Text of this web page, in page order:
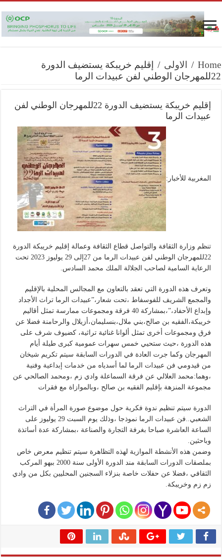
Home
/ الاولى /
إقليم خريبكة يستضيف الدورة
22للمهرجان الوطني لفن عبيدات الرما
إقليم خريبكة يستضيف الدورة 22للمهرجان الوطني لفن
عبيدات الرما
المغربية للأخبار:
تنظم وزارة الثقافة والتواصل قطاع الثقافة وعمالة إقليم خريبكة الدورة
22للمهرجان الوطني لفن عبيدات الرما من 27إلى 29 يوليوز 2023 تحت
الرعاية السامية لصاحب الجلالة الملك محمد السادس.
وتعرف هذه الدورة التي تعقد بالتعاون مع المجالس المحلية بالإقليم
والمجمع الشريف للفوسفاط ،تحت شعار،”عبيدات الرما تراث الأجداد
وإبداع الأحفاد،”،بمشاركة 40 فرقة ومجموعات ممارسة تمثل أقاليم
خريبكة،الفقيه بن صالح،بني ملال،بنسليمان،أزيلال والرحامنة فضلا عن
فرق ومجموعات أخرى تمثل ألوانا غنائية تراثية، كضيوف شرف على
هذه الدورة ،حيث ستحيي خمس سهرات عمومية كبرى طيلة أيام
المهرجان وكما جرت العادة في الدورات السابقة سيتم تكريم شيخان
من قيدومي فن عبيدات الرما لما أسدياه من خدمات إبداعية وفنية
،وهما:محمد العلالي عن فرقة السماعلة وادي زم ،ومحمد الصالحي عن
مجموعة المنزهة بإقليم الفقيه بن صالح ،وبالموازاة مع فقرات
الدورة سيتم تنظيم ندوة فكرية حول موضوع صورة المرأة في التراث
الشعبي..فن عبيدات الرما نموذجا ،وذلك يوم السبت 29 يوليوز على
الساعة العاشرة صباحا بغرفة التجارة والصناعة ،بمشاركة عدة أساتذة
وباحثين.
وضمن هذه الأنشطة الموازية لهذه التظاهرة سيتم تنظيم معرض خاص
بملصقات الدورات السابقة مند الدورة الأولى سنة 2000 ببهو المركب
الثقافي ،فضلا عن حفلات خاصة بنزلاء السجنين المحليين بكل من وادي
زم زم وخريبكة.